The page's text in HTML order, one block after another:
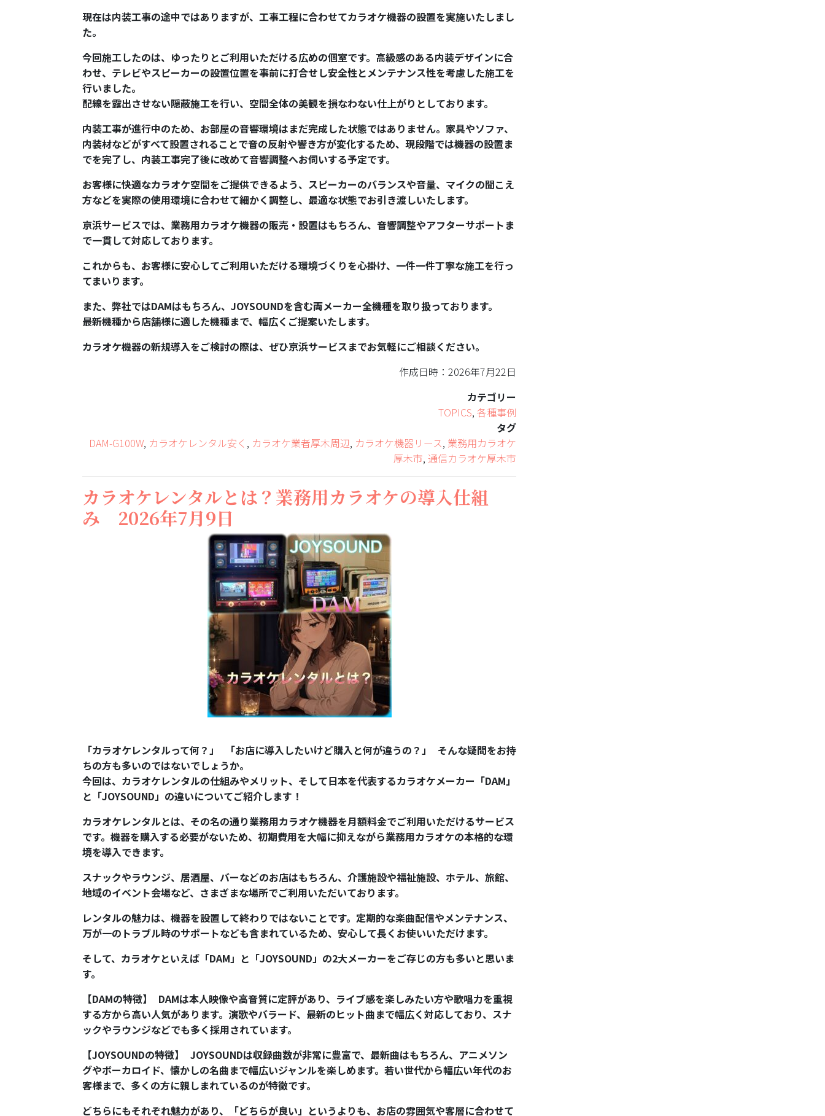
現在は内装工事の途中ではありますが、工事工程に合わせてカラオケ機器の設置を実施いたしまし
た。
今回施工したのは、ゆったりとご利用いただける広めの個室です。高級感のある内装デザインに合
わせ、テレビやスピーカーの設置位置を事前に打合せし安全性とメンテナンス性を考慮した施工を
行いました。
配線を露出させない隠蔽施工を行い、空間全体の美観を損なわない仕上がりとしております。
内装工事が進行中のため、お部屋の音響環境はまだ完成した状態ではありません。家具やソファ、
内装材などがすべて設置されることで音の反射や響き方が変化するため、現段階では機器の設置ま
でを完了し、内装工事完了後に改めて音響調整へお伺いする予定です。
お客様に快適なカラオケ空間をご提供できるよう、スピーカーのバランスや音量、マイクの聞こえ
方などを実際の使用環境に合わせて細かく調整し、最適な状態でお引き渡しいたします。
京浜サービスでは、業務用カラオケ機器の販売・設置はもちろん、音響調整やアフターサポートま
で一貫して対応しております。
これからも、お客様に安心してご利用いただける環境づくりを心掛け、一件一件丁寧な施工を行っ
てまいります。
また、弊社ではDAMはもちろん、JOYSOUNDを含む両メーカー全機種を取り扱っております。
最新機種から店舗様に適した機種まで、幅広くご提案いたします。
カラオケ機器の新規導入をご検討の際は、ぜひ京浜サービスまでお気軽にご相談ください。
作成日時：2026年7月22日
カテゴリー
TOPICS,各種事例
タグ
DAM-G100W, カラオケレンタル安く , カラオケ業者厚木周辺, カラオケ機器リース, 業務用カラオケ
厚木市,通信カラオケ厚木市
カラオケレンタルとは？業務用カラオケの導入仕組
み 2026年7月9日
「カラオケレンタルって何？」 「お店に導入したいけど購入と何が違うの？」 そんな疑問をお持
ちの方も多いのではないでしょうか。
今回は、カラオケレンタルの仕組みやメリット、そして日本を代表するカラオケメーカー「DAM」
と「JOYSOUND」の違いについてご紹介します！
カラオケレンタルとは、その名の通り業務用カラオケ機器を月額料金でご利用いただけるサービス
です。機器を購入する必要がないため、初期費用を大幅に抑えながら業務用カラオケの本格的な環
境を導入できます。
スナックやラウンジ、居酒屋、バーなどのお店はもちろん、介護施設や福祉施設、ホテル、旅館、
地域のイベント会場など、さまざまな場所でご利用いただいております。
レンタルの魅力は、機器を設置して終わりではないことです。定期的な楽曲配信やメンテナンス、
万が一のトラブル時のサポートなども含まれているため、安心して長くお使いいただけます。
そして、カラオケといえば「DAM」と「JOYSOUND」の2大メーカーをご存じの方も多いと思いま
す。
【DAMの特徴】 DAMは本人映像や高音質に定評があり、ライブ感を楽しみたい方や歌唱力を重視
する方から高い人気があります。演歌やバラード、最新のヒット曲まで幅広く対応しており、スナ
ックやラウンジなどでも多く採用されています。
【JOYSOUNDの特徴】 JOYSOUNDは収録曲数が非常に豊富で、最新曲はもちろん、アニメソン
グやボーカロイド、懐かしの名曲まで幅広いジャンルを楽しめます。若い世代から幅広い年代のお
客様まで、多くの方に親しまれているのが特徴です。
どちらにもそれぞれ魅力があり、「どちらが良い」というよりも、お店の雰囲気や客層に合わせて